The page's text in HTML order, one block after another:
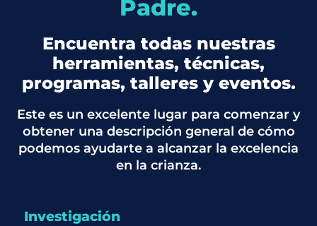
Padre.
Encuentra todas nuestras
herramientas, técnicas,
programas, talleres y eventos.
Este es un excelente lugar para comenzar y
obtener una descripción general de cómo
podemos ayudarte a alcanzar la excelencia
en la crianza.
Investigación